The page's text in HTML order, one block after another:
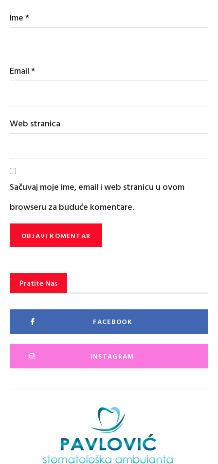
Ime*
Email*
Web stranica
Sačuvaj moje ime, email i web stranicu u ovom
browseru za buduće komentare.
Pratite Nas
FACEBOOK
INSTAGRAM